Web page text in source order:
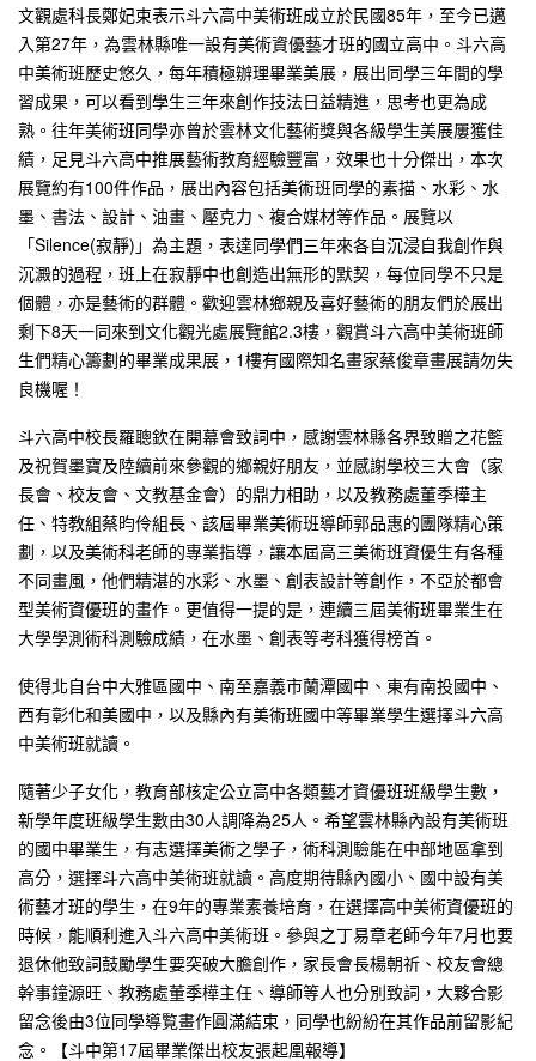
文觀處科長鄭妃束表示斗六高中美術班成立於民國85年，至今已邁
入第27年，為雲林縣唯一設有美術資優藝才班的國立高中。斗六高
中美術班歷史悠久，每年積極辦理畢業美展，展出同學三年間的學
習成果，可以看到學生三年來創作技法日益精進，思考也更為成
熟。往年美術班同學亦曾於雲林文化藝術獎與各級學生美展屢獲佳
績，足見斗六高中推展藝術教育經驗豐富，效果也十分傑出，本次
展覽約有100件作品，展出內容包括美術班同學的素描、水彩、水
墨、書法、設計、油畫、壓克力、複合媒材等作品。展覽以
「Silence(寂靜)」為主題，表達同學們三年來各自沉浸自我創作與
沉澱的過程，班上在寂靜中也創造出無形的默契，每位同學不只是
個體，亦是藝術的群體。歡迎雲林鄉親及喜好藝術的朋友們於展出
剩下8天一同來到文化觀光處展覽館2.3樓，觀賞斗六高中美術班師
生們精心籌劃的畢業成果展，1樓有國際知名畫家蔡俊章畫展請勿失
良機喔！
斗六高中校長羅聰欽在開幕會致詞中，感謝雲林縣各界致贈之花籃
及祝賀墨寶及陸續前來參觀的鄉親好朋友，並感謝學校三大會（家
長會、校友會、文教基金會）的鼎力相助，以及教務處董季樺主
任、特教組蔡昀伶組長、該屆畢業美術班導師郭品惠的團隊精心策
劃，以及美術科老師的專業指導，讓本屆高三美術班資優生有各種
不同畫風，他們精湛的水彩、水墨、創表設計等創作，不亞於都會
型美術資優班的畫作。更值得一提的是，連續三屆美術班畢業生在
大學學測術科測驗成績，在水墨、創表等考科獲得榜首。
使得北自台中大雅區國中、南至嘉義市蘭潭國中、東有南投國中、
西有彰化和美國中，以及縣內有美術班國中等畢業學生選擇斗六高
中美術班就讀。
隨著少子女化，教育部核定公立高中各類藝才資優班班級學生數，
新學年度班級學生數由30人調降為25人。希望雲林縣內設有美術班
的國中畢業生，有志選擇美術之學子，術科測驗能在中部地區拿到
高分，選擇斗六高中美術班就讀。高度期待縣內國小、國中設有美
術藝才班的學生，在9年的專業素養培育，在選擇高中美術資優班的
時候，能順利進入斗六高中美術班。參與之丁易章老師今年7月也要
退休他致詞鼓勵學生要突破大膽創作，家長會長楊朝祈、校友會總
幹事鐘源旺、教務處董季樺主任、導師等人也分別致詞，大夥合影
留念後由3位同學導覧畫作圓滿結束，同學也紛紛在其作品前留影紀
念。【斗中第17屆畢業傑出校友張起凰報導】